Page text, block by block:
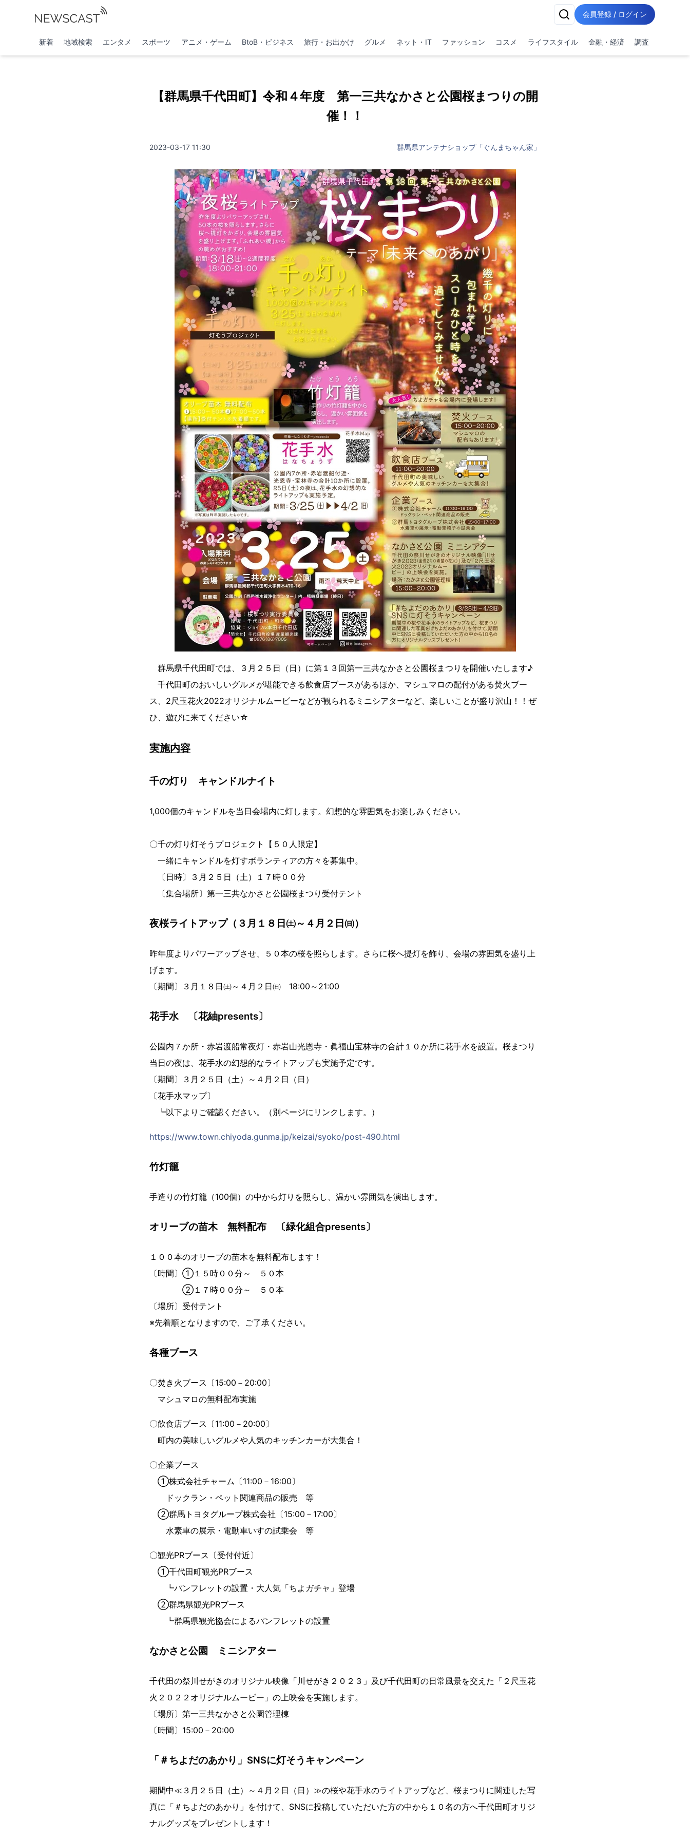
会員登録 / ログイン
新着 地域検索 エンタメ スポーツ アニメ・ゲーム BtoB・ビジネス 旅行・お出かけ グルメ ネット・IT ファッション コスメ ライフスタイル 金融・経済 調査
【群馬県千代田町】令和４年度 第一三共なかさと公園桜まつりの開
催！！
2023-03-17 11:30 群馬県アンテナショップ「ぐんまちゃん家」
群馬県千代田町では、３月２５日（日）に第１３回第一三共なかさと公園桜まつりを開催いたします♪
千代田町のおいしいグルメが堪能できる飲食店ブースがあるほか、マシュマロの配付がある焚火ブー
ス、2尺玉花火2022オリジナルムービーなどが観られるミニシアターなど、楽しいことが盛り沢山！！ぜ
ひ、遊びに来てください☆
実施内容
千の灯り キャンドルナイト
1,000個のキャンドルを当日会場内に灯します。幻想的な雰囲気をお楽しみください。
〇千の灯り灯そうプロジェクト【５０人限定】
一緒にキャンドルを灯すボランティアの方々を募集中。
〔日時〕３月２５日（土）１７時００分
〔集合場所〕第一三共なかさと公園桜まつり受付テント
夜桜ライトアップ（３月１８日㈯～４月２日㈰）
昨年度よりパワーアップさせ、５０本の桜を照らします。さらに桜へ提灯を飾り、会場の雰囲気を盛り上
げます。
〔期間〕３月１８日㈯～４月２日㈰ 18:00～21:00
花手水 〔花紬presents〕
公園内７か所・赤岩渡船常夜灯・赤岩山光恩寺・眞福山宝林寺の合計１０か所に花手水を設置。桜まつり
当日の夜は、花手水の幻想的なライトアップも実施予定です。
〔期間〕３月２５日（土）～４月２日（日）
〔花手水マップ〕
┗以下よりご確認ください。（別ページにリンクします。）
https://www.town.chiyoda.gunma.jp/keizai/syoko/post-490.html
竹灯籠
手造りの竹灯籠（100個）の中から灯りを照らし、温かい雰囲気を演出します。
オリーブの苗木 無料配布 〔緑化組合presents〕
１００本のオリーブの苗木を無料配布します！
〔時間〕①１５時００分～ ５０本
②１７時００分～ ５０本
〔場所〕受付テント
※先着順となりますので、ご了承ください。
各種ブース
〇焚き火ブース〔15:00－20:00〕
マシュマロの無料配布実施
〇飲食店ブース〔11:00－20:00〕
町内の美味しいグルメや人気のキッチンカーが大集合！
〇企業ブース
①株式会社チャーム〔11:00－16:00〕
ドックラン・ペット関連商品の販売 等
②群馬トヨタグループ株式会社〔15:00－17:00〕
水素車の展示・電動車いすの試乗会 等
〇観光PRブース〔受付付近〕
①千代田町観光PRブース
┗パンフレットの設置・大人気「ちよガチャ」登場
②群馬県観光PRブース
┗群馬県観光協会によるパンフレットの設置
なかさと公園 ミニシアター
千代田の祭川せがきのオリジナル映像「川せがき２０２３」及び千代田町の日常風景を交えた「２尺玉花
火２０２２オリジナルムービー」の上映会を実施します。
〔場所〕第一三共なかさと公園管理棟
〔時間〕15:00－20:00
「＃ちよだのあかり」SNSに灯そうキャンペーン
期間中≪３月２５日（土）～４月２日（日）≫の桜や花手水のライトアップなど、桜まつりに関連した写
真に「＃ちよだのあかり」を付けて、SNSに投稿していただいた方の中から１０名の方へ千代田町オリジ
ナルグッズをプレゼントします！